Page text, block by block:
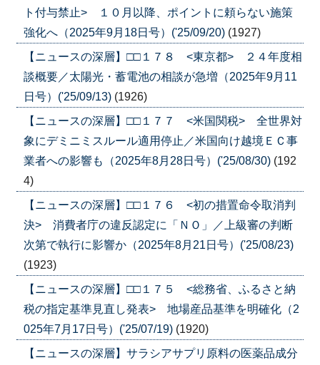
ト付与禁止> １０月以降、ポイントに頼らない施策
強化へ（2025年9月18日号）('25/09/20) (1927)
【ニュースの深層】□□１７８ <東京都> ２４年度相
談概要／太陽光・蓄電池の相談が急増（2025年9月11
日号）('25/09/13) (1926)
【ニュースの深層】□□１７７ <米国関税> 全世界対
象にデミニミスルール適用停止／米国向け越境ＥＣ事
業者への影響も（2025年8月28日号）('25/08/30) (192
4)
【ニュースの深層】□□１７６ <初の措置命令取消判
決> 消費者庁の違反認定に「ＮＯ」／上級審の判断
次第で執行に影響か（2025年8月21日号）('25/08/23)
(1923)
【ニュースの深層】□□１７５ <総務省、ふるさと納
税の指定基準見直し発表> 地場産品基準を明確化（2
025年7月17日号）('25/07/19) (1920)
【ニュースの深層】サラシアサプリ原料の医薬品成分